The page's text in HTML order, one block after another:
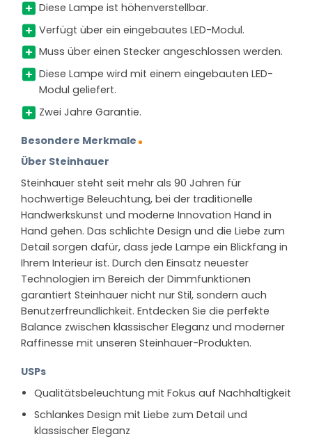
Diese Lampe ist höhenverstellbar.
Verfügt über ein eingebautes LED-Modul.
Muss über einen Stecker angeschlossen werden.
Diese Lampe wird mit einem eingebauten LED-
Modul geliefert.
Zwei Jahre Garantie.
Besondere Merkmale
Über Steinhauer
Steinhauer steht seit mehr als 90 Jahren für
hochwertige Beleuchtung, bei der traditionelle
Handwerkskunst und moderne Innovation Hand in
Hand gehen. Das schlichte Design und die Liebe zum
Detail sorgen dafür, dass jede Lampe ein Blickfang in
Ihrem Interieur ist. Durch den Einsatz neuester
Technologien im Bereich der Dimmfunktionen
garantiert Steinhauer nicht nur Stil, sondern auch
Benutzerfreundlichkeit. Entdecken Sie die perfekte
Balance zwischen klassischer Eleganz und moderner
Raffinesse mit unseren Steinhauer-Produkten.
USPs
Qualitätsbeleuchtung mit Fokus auf Nachhaltigkeit
Schlankes Design mit Liebe zum Detail und
klassischer Eleganz